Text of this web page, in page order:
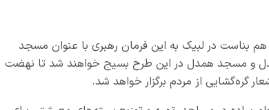
بناست در لبیک به این فرمان رهبری با عنوان مسجد
و مسجد همدل در این طرح بسیج خواهند شد تا نهضت
گره‌گشایی از مردم برگزار خواهد شد.